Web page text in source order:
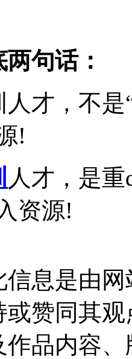
句话：
，不是“
!
人才，是
资源!
信息是由
赞同其
作品内容